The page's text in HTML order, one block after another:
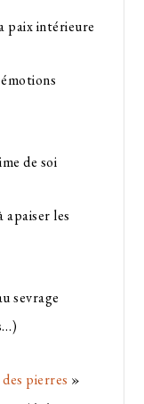
paix intérieure
de soi
apaiser les
sevrage
pierres »